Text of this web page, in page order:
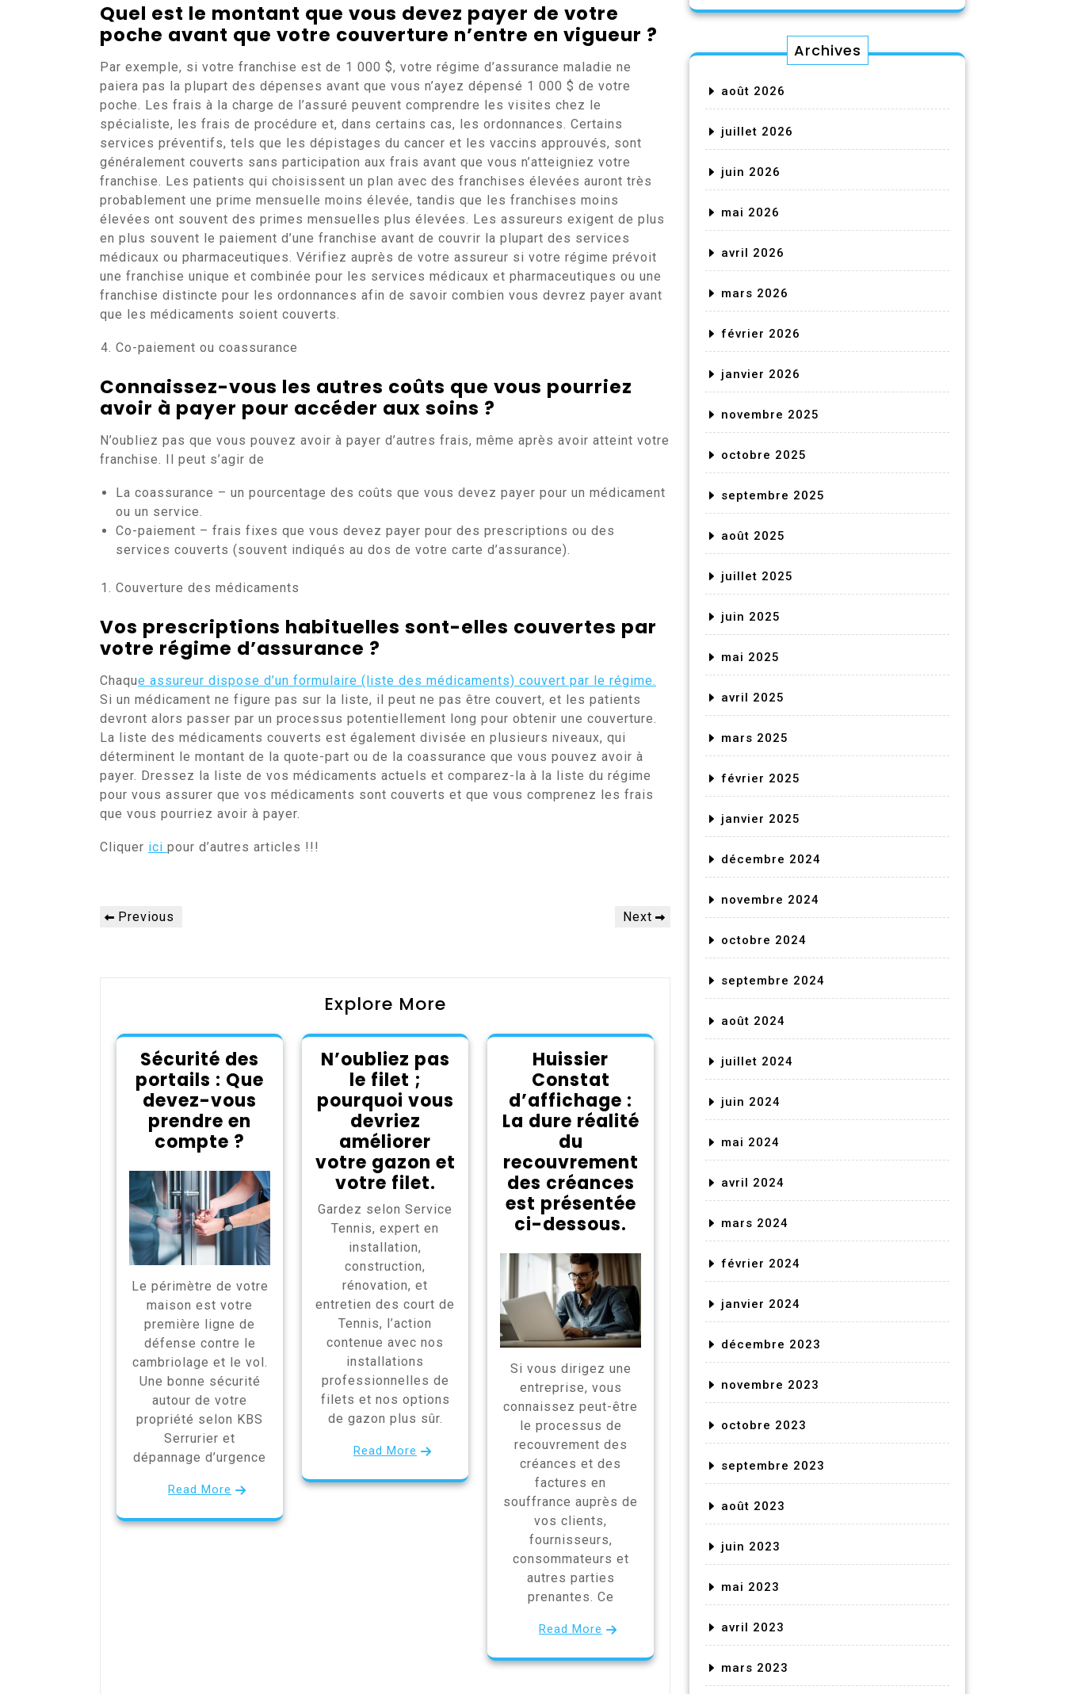
Quel est le montant que vous devez payer de votre
poche avant que votre couverture n’entre en vigueur ?
Par exemple, si votre franchise est de 1 000 $, votre régime d’assurance maladie ne
paiera pas la plupart des dépenses avant que vous n’ayez dépensé 1 000 $ de votre
poche. Les frais à la charge de l’assuré peuvent comprendre les visites chez le
spécialiste, les frais de procédure et, dans certains cas, les ordonnances. Certains
services préventifs, tels que les dépistages du cancer et les vaccins approuvés, sont
généralement couverts sans participation aux frais avant que vous n’atteigniez votre
franchise. Les patients qui choisissent un plan avec des franchises élevées auront très
probablement une prime mensuelle moins élevée, tandis que les franchises moins
élevées ont souvent des primes mensuelles plus élevées. Les assureurs exigent de plus
en plus souvent le paiement d’une franchise avant de couvrir la plupart des services
médicaux ou pharmaceutiques. Vérifiez auprès de votre assureur si votre régime prévoit
une franchise unique et combinée pour les services médicaux et pharmaceutiques ou une
franchise distincte pour les ordonnances afin de savoir combien vous devrez payer avant
que les médicaments soient couverts.
Co-paiement ou coassurance
Connaissez-vous les autres coûts que vous pourriez
avoir à payer pour accéder aux soins ?
N’oubliez pas que vous pouvez avoir à payer d’autres frais, même après avoir atteint votre
franchise. Il peut s’agir de
La coassurance – un pourcentage des coûts que vous devez payer pour un médicament
ou un service.
Co-paiement – frais fixes que vous devez payer pour des prescriptions ou des
services couverts (souvent indiqués au dos de votre carte d’assurance).
Couverture des médicaments
Vos prescriptions habituelles sont-elles couvertes par
votre régime d’assurance ?
Chaque assureur dispose d’un formulaire (liste des médicaments) couvert par le régime.
Si un médicament ne figure pas sur la liste, il peut ne pas être couvert, et les patients
devront alors passer par un processus potentiellement long pour obtenir une couverture.
La liste des médicaments couverts est également divisée en plusieurs niveaux, qui
déterminent le montant de la quote-part ou de la coassurance que vous pouvez avoir à
payer. Dressez la liste de vos médicaments actuels et comparez-la à la liste du régime
pour vous assurer que vos médicaments sont couverts et que vous comprenez les frais
que vous pourriez avoir à payer.
Cliquer ici pour d’autres articles !!!
Navigation
de
Previous
Previous
Next
Next
Explore More
Sécurité des
portails : Que
devez-vous
prendre en
compte ?
Le périmètre de votre
maison est votre
première ligne de
défense contre le
cambriolage et le vol.
Une bonne sécurité
autour de votre
propriété selon KBS
Serrurier et
dépannage d’urgence
Read More
N’oubliez pas
le filet ;
pourquoi vous
devriez
améliorer
votre gazon et
votre filet.
Gardez selon Service
Tennis, expert en
installation,
construction,
rénovation, et
entretien des court de
Tennis, l’action
contenue avec nos
installations
professionnelles de
filets et nos options
de gazon plus sûr.
Read More
Huissier
Constat
d’affichage :
La dure réalité
du
recouvrement
des créances
est présentée
ci-dessous.
Si vous dirigez une
entreprise, vous
connaissez peut-être
le processus de
recouvrement des
créances et des
factures en
souffrance auprès de
vos clients,
fournisseurs,
consommateurs et
autres parties
prenantes. Ce
Read More
Archives
août 2026
juillet 2026
juin 2026
mai 2026
avril 2026
mars 2026
février 2026
janvier 2026
novembre 2025
octobre 2025
septembre 2025
août 2025
juillet 2025
juin 2025
mai 2025
avril 2025
mars 2025
février 2025
janvier 2025
décembre 2024
novembre 2024
octobre 2024
septembre 2024
août 2024
juillet 2024
juin 2024
mai 2024
avril 2024
mars 2024
février 2024
janvier 2024
décembre 2023
novembre 2023
octobre 2023
septembre 2023
août 2023
juin 2023
mai 2023
avril 2023
mars 2023